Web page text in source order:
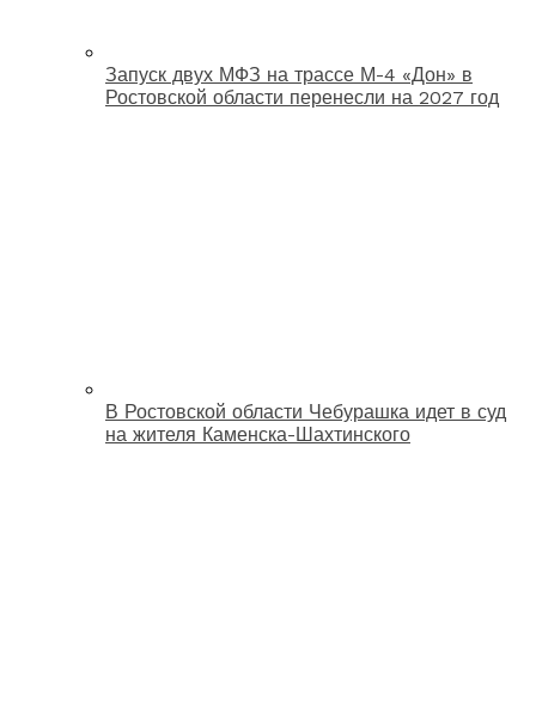
Запуск двух МФЗ на трассе М-4 «Дон» в
Ростовской области перенесли на 2027 год
В Ростовской области Чебурашка идет в суд
на жителя Каменска-Шахтинского